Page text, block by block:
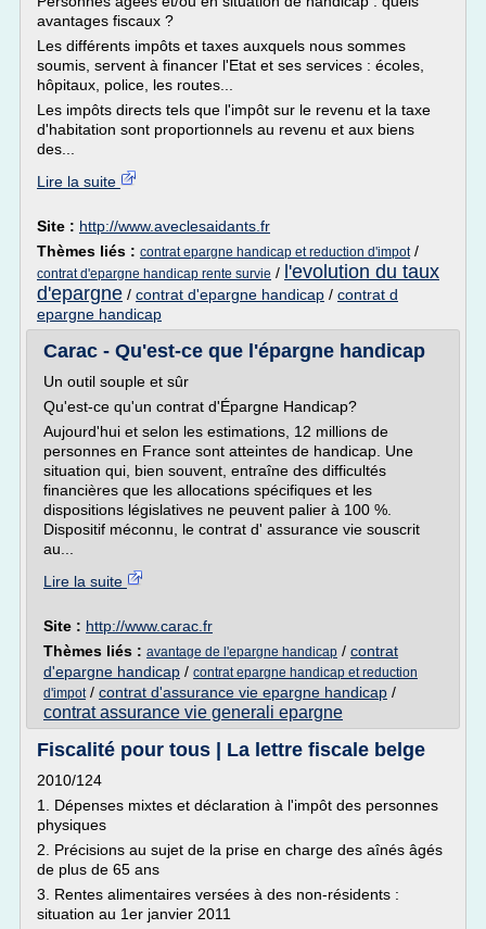
avantages fiscaux ?
Les différents impôts et taxes auxquels nous sommes
soumis, servent à financer l'Etat et ses services : écoles,
hôpitaux, police, les routes...
Les impôts directs tels que l'impôt sur le revenu et la taxe
d'habitation sont proportionnels au revenu et aux biens
des...
Lire la suite
Site : http://www.aveclesaidants.fr
Thèmes liés : contrat epargne handicap et reduction d'impot/
contrat d'epargne handicap rente survie / l'evolution du taux
d'epargne / contrat d'epargne handicap / contrat d
epargne handicap
Carac - Qu'est-ce que l'épargne handicap
Un outil souple et sûr
Qu'est-ce qu'un contrat d'Épargne Handicap?
Aujourd'hui et selon les estimations, 12 millions de
personnes en France sont atteintes de handicap. Une
situation qui, bien souvent, entraîne des difficultés
financières que les allocations spécifiques et les
dispositions législatives ne peuvent palier à 100 %.
Dispositif méconnu, le contrat d' assurance vie souscrit
au...
Lire la suite
Site : http://www.carac.fr
Thèmes liés : avantage de l'epargne handicap / contrat
d'epargne handicap / contrat epargne handicap et reduction
d'impot/ contrat d'assurance vie epargne handicap /
contrat assurance vie generali epargne
Fiscalité pour tous | La lettre fiscale belge
2010/124
1. Dépenses mixtes et déclaration à l'impôt des personnes
physiques
2. Précisions au sujet de la prise en charge des aînés âgés
de plus de 65 ans
3. Rentes alimentaires versées à des non-résidents :
situation au 1er janvier 2011